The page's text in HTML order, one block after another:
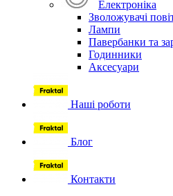
Електроніка
Зволожувачі
Лампи
Павербанки та
Годинники
Аксесуари
Наші роботи
Блог
Контакти